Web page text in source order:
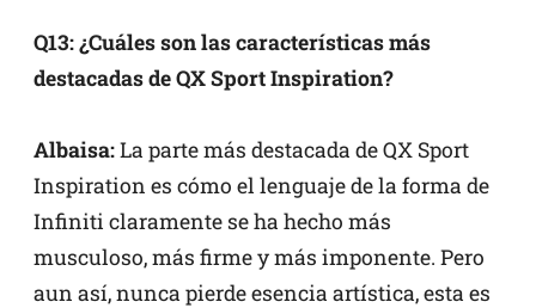
Q13: ¿Cuáles son las características más
destacadas de QX Sport Inspiration?
Albaisa:La parte más destacada de QX Sport
Inspiration es cómo el lenguaje de la forma de
Infiniti claramente se ha hecho más
musculoso, más firme y más imponente. Pero
aun así, nunca pierde esencia artística, esta es